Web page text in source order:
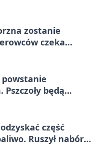
zostanie
czeka
powstanie
będą
część
Ruszył nabór